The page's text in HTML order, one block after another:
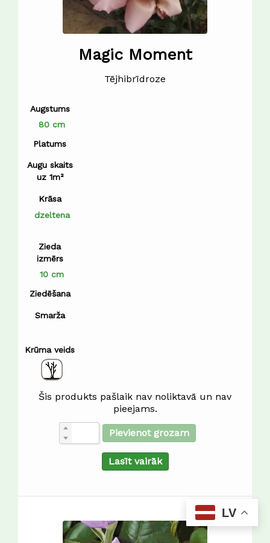
Magic Moment
Tējhibrīdroze
Augstums
80 cm
Platums
Augu skaits
uz 1m²
Krāsa
dzeltena
Zieda
izmērs
10 cm
Ziedēšana
Smarža
Krūma veids
Šis produkts pašlaik nav noliktavā un nav
pieejams.
Pievienot grozam
Lasīt vairāk
LV